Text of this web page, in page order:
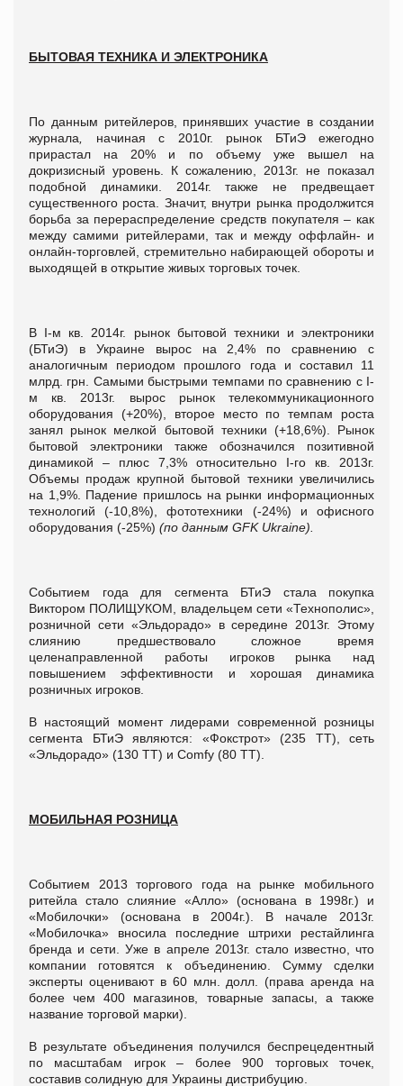
БЫТОВАЯ ТЕХНИКА И ЭЛЕКТРОНИКА
По данным ритейлеров, принявших участие в создании
журнала
начиная с 2010г. рынок БТиЭ ежегодно
прирастал на 20% и по объему уже вышел на
докризисный уровень. К сожалению, 2013г. не показал
подобной динамики. 2014г. также не предвещает
существенного роста. Значит, внутри рынка продолжится
борьба за перераспределение средств покупателя – как
между самими ритейлерами, так и между оффлайн- и
онлайн-торговлей, стремительно набирающей обороты и
выходящей в открытие живых торговых точек.
В I-м кв. 2014г. рынок бытовой техники и электроники
(БТиЭ) в Украине вырос на 2,4% по сравнению с
аналогичным периодом прошлого года и составил 11
млрд. грн. Самыми быстрыми темпами по сравнению с I-
м кв. 2013г. вырос рынок телекоммуникационного
оборудования (+20%), второе место по темпам роста
занял рынок мелкой бытовой техники (+18,6%). Рынок
бытовой электроники также обозначился позитивной
динамикой – плюс 7,3% относительно I-го кв. 2013г.
Объемы продаж крупной бытовой техники увеличились
на 1,9%. Падение пришлось на рынки информационных
технологий (-10,8%), фототехники (-24%) и офисного
оборудования (-25%) (по данным GFK Ukraine).
Событием года для сегмента БТиЭ стала покупка
Виктором ПОЛИЩУКОМ, владельцем сети «Технополис»,
розничной сети «Эльдорадо» в середине 2013г. Этому
слиянию предшествовало сложное время
целенаправленной работы игроков рынка над
повышением эффективности и хорошая динамика
розничных игроков.
В настоящий момент лидерами современной розницы
сегмента БТиЭ являются: «Фокстрот» (235 ТТ), сеть
«Эльдорадо» (130 ТТ) и Comfy (80 ТТ).
МОБИЛЬНАЯ РОЗНИЦА
Событием 2013 торгового года на рынке мобильного
ритейла стало слияние «Алло» (основана в 1998г.) и
«Мобилочки» (основана в 2004г.). В начале 2013г.
«Мобилочка» вносила последние штрихи рестайлинга
бренда и сети. Уже в апреле 2013г. стало известно, что
компании готовятся к объединению. Сумму сделки
эксперты оценивают в 60 млн. долл. (права аренда на
более чем 400 магазинов, товарные запасы, а также
название торговой марки).
В результате объединения получился беспрецедентный
по масштабам игрок – более 900 торговых точек,
составив солидную для Украины дистрибуцию.